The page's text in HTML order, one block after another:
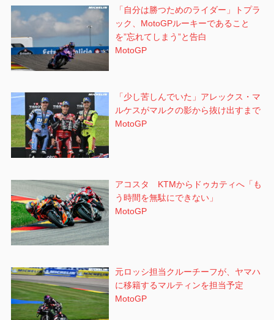
「自分は勝つためのライダー」トプラ
ック、MotoGPルーキーであること
を”忘れてしまう”と告白
MotoGP
「少し苦しんでいた」アレックス・マ
ルケスがマルクの影から抜け出すまで
MotoGP
アコスタ KTMからドゥカティへ「も
う時間を無駄にできない」
MotoGP
元ロッシ担当クルーチーフが、ヤマハ
に移籍するマルティンを担当予定
MotoGP